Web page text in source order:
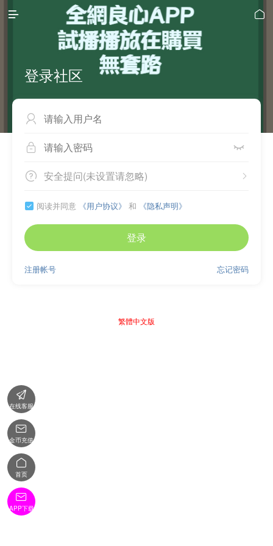
 
登录社区

 
 
安全提问(未设置请忽略)
 阅读并同意 《用户协议》 和 《隐私声明》
登录
忘记密码
注册帐号
繁體中文版

在线客服

金币充值

首页

APP下载